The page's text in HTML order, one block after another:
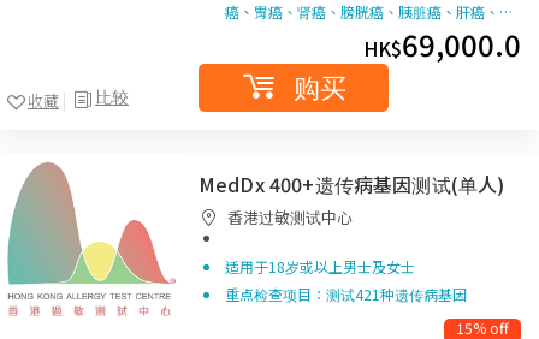
比较
收藏
癌、胃癌、肾癌、膀胱癌、胰脏癌、肝癌、…
HK$69,000.0
购买
MedDx 400+遗传病基因测试(单人)
香港过敏测试中心
适用于18岁或以上男士及女士
重点检查项目：测试421种遗传病基因
15% off